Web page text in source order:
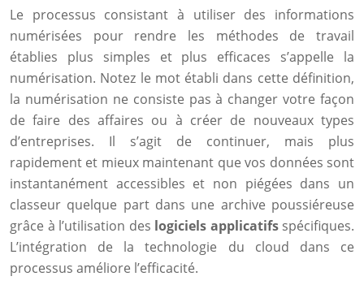
Le processus consistant à utiliser des informations
numérisées pour rendre les méthodes de travail
établies plus simples et plus efficaces s’appelle la
numérisation. Notez le mot établi dans cette définition,
la numérisation ne consiste pas à changer votre façon
de faire des affaires ou à créer de nouveaux types
d’entreprises. Il s’agit de continuer, mais plus
rapidement et mieux maintenant que vos données sont
instantanément accessibles et non piégées dans un
classeur quelque part dans une archive poussiéreuse
grâce à l’utilisation des logiciels applicatifsspécifiques.
L’intégration de la technologie du cloud dans ce
processus améliore l’efficacité.